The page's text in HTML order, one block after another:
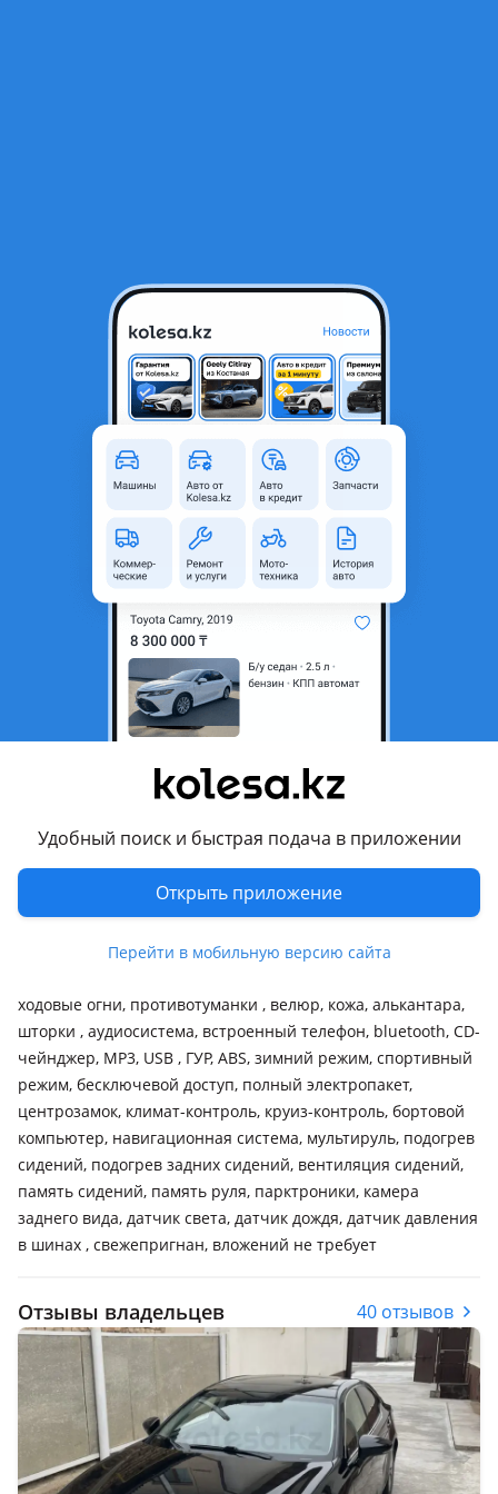
Удобный поиск и быстрая подача в приложении
Открыть приложение
Перейти в мобильную версию сайта
Lexus ES 300h 2015 года
Объявление находится в архиве и может быть
Атырау, Атырауская область
Поколение
2012 - 2015 6 поколение (V6)
Объем двигателя, л
2.5 (гибрид)
Коробка передач
Передний привод
Цвет
золотистый
Растаможен в Казахстане
Да
литые диски, тонировка, люк, спойлер, обвес, ветровики ,
ходовые огни, противотуманки , велюр, кожа, алькантара,
шторки , аудиосистема, встроенный телефон, bluetooth, CD-
чейнджер, MP3, USB , ГУР, ABS, зимний режим, спортивный
режим, бесключевой доступ, полный электропакет,
центрозамок, климат-контроль, круиз-контроль, бортовой
компьютер, навигационная система, мультируль, подогрев
сидений, подогрев задних сидений, вентиляция сидений,
память сидений, память руля, парктроники, камера
заднего вида, датчик света, датчик дождя, датчик давления
в шинах , свежепригнан, вложений не требует
Отзывы владельцев 40 отзывов